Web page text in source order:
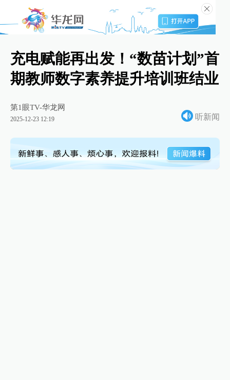
充电赋能再出发！“数苗计划”首
期教师数字素养提升培训班结业
第1眼TV-华龙网
2025-12-23 12:19 听新闻